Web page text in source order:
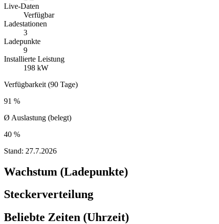
Live-Daten
Verfügbar
Ladestationen
3
Ladepunkte
9
Installierte Leistung
198 kW
Verfügbarkeit (90 Tage)
91 %
Ø Auslastung (belegt)
40 %
Stand: 27.7.2026
Wachstum (Ladepunkte)
Steckerverteilung
Beliebte Zeiten (Uhrzeit)